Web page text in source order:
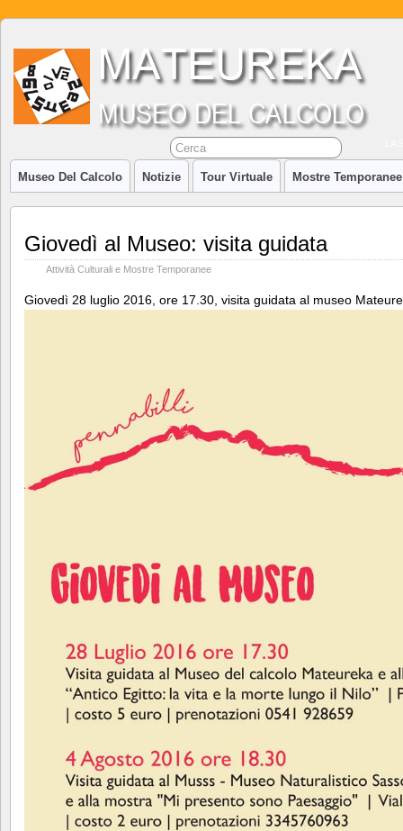
Museo Del Calcolo Notizie Tour Virtuale Mostre Temporanee
Giovedì al Museo: visita guidata
Attività Culturali e Mostre Temporanee
Giovedì 28 luglio 2016, ore 17.30, visita guidata al museo